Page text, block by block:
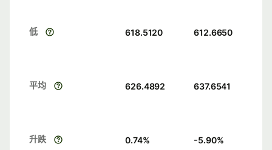
低 618.5120 612.6650
平均 626.4892 637.6541
升跌 0.74% -5.90%